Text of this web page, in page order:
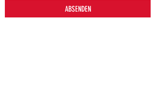
ABSENDEN